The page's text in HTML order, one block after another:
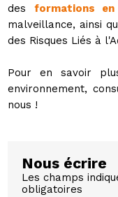
des formations en
malveillance, ainsi
des Risques Liés à
Pour en savoir
environnement,
nous !
Nous écrire
Les champs
obligatoires